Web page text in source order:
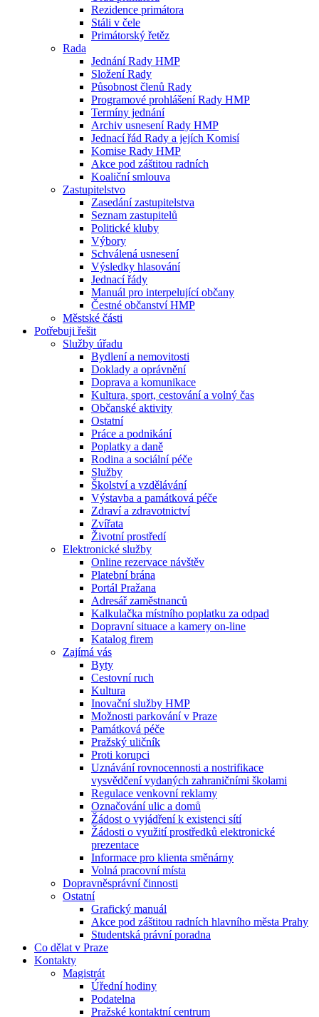
Rezidence primátora
Stáli v čele
Primátorský řetěz
Rada
Jednání Rady HMP
Složení Rady
Působnost členů Rady
Programové prohlášení Rady HMP
Termíny jednání
Archiv usnesení Rady HMP
Jednací řád Rady a jejích Komisí
Komise Rady HMP
Akce pod záštitou radních
Koaliční smlouva
Zastupitelstvo
Zasedání zastupitelstva
Seznam zastupitelů
Politické kluby
Výbory
Schválená usnesení
Výsledky hlasování
Jednací řády
Manuál pro interpelující občany
Čestné občanství HMP
Městské části
Potřebuji řešit
Služby úřadu
Bydlení a nemovitosti
Doklady a oprávnění
Doprava a komunikace
Kultura, sport, cestování a volný čas
Občanské aktivity
Ostatní
Práce a podnikání
Poplatky a daně
Rodina a sociální péče
Služby
Školství a vzdělávání
Výstavba a památková péče
Zdraví a zdravotnictví
Zvířata
Životní prostředí
Elektronické služby
Online rezervace návštěv
Platební brána
Portál Pražana
Adresář zaměstnanců
Kalkulačka místního poplatku za odpad
Dopravní situace a kamery on-line
Katalog firem
Zajímá vás
Byty
Cestovní ruch
Kultura
Inovační služby HMP
Možnosti parkování v Praze
Památková péče
Pražský uličník
Proti korupci
Uznávání rovnocennosti a nostrifikace
vysvědčení vydaných zahraničními školami
Regulace venkovní reklamy
Označování ulic a domů
Žádost o vyjádření k existenci sítí
Žádosti o využití prostředků elektronické
prezentace
Informace pro klienta směnárny
Volná pracovní místa
Dopravněsprávní činnosti
Ostatní
Grafický manuál
Akce pod záštitou radních hlavního města Prahy
Studentská právní poradna
Co dělat v Praze
Kontakty
Magistrát
Úřední hodiny
Podatelna
Pražské kontaktní centrum